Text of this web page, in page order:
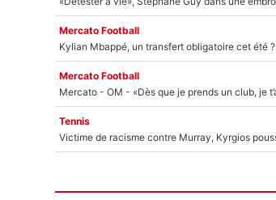
Mercato Football
Kylian Mbappé, un transfert obligatoire cet été ?
Mercato Football
Tennis